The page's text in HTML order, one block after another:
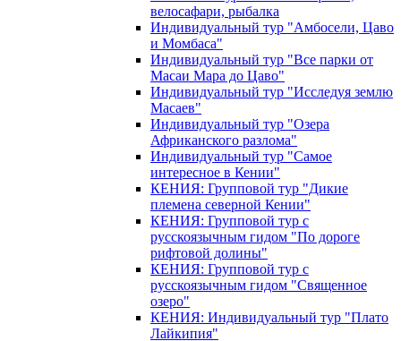
велосафари, рыбалка
Индивидуальный тур "Амбосели, Цаво
и Момбаса"
Индивидуальный тур "Все парки от
Масаи Мара до Цаво"
Индивидуальный тур "Исследуя землю
Масаев"
Индивидуальный тур "Озера
Африканского разлома"
Индивидуальный тур "Самое
интересное в Кении"
КЕНИЯ: Групповой тур "Дикие
племена северной Кении"
КЕНИЯ: Групповой тур с
русскоязычным гидом "По дороге
рифтовой долины"
КЕНИЯ: Групповой тур с
русскоязычным гидом "Священное
озеро"
КЕНИЯ: Индивидуальный тур "Плато
Лайкипия"